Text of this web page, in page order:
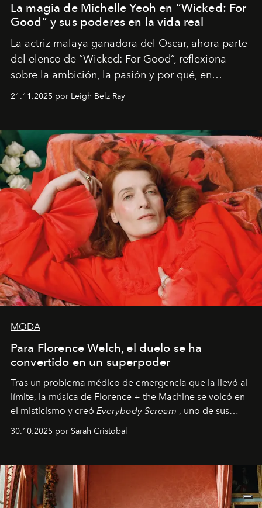
La magia de Michelle Yeoh en “Wicked: For
Good” y sus poderes en la vida real
La actriz malaya ganadora del Oscar, ahora parte
del elenco de “Wicked: For Good”, reflexiona
sobre la ambición, la pasión y por qué, en
ocasiones, la introspección puede esperar. “Es
importa si no lo entienden’”, confiesa.
21.11.2025 por Leigh Belz Ray
MODA
Para Florence Welch, el duelo se ha
convertido en un superpoder
Tras un problema médico de emergencia que la llevó al
límite, la música de Florence + the Machine se volcó en
el misticismo y creó Everybody Scream , uno de sus
álbumes más profundos hasta la fecha.
30.10.2025 por Sarah Cristobal